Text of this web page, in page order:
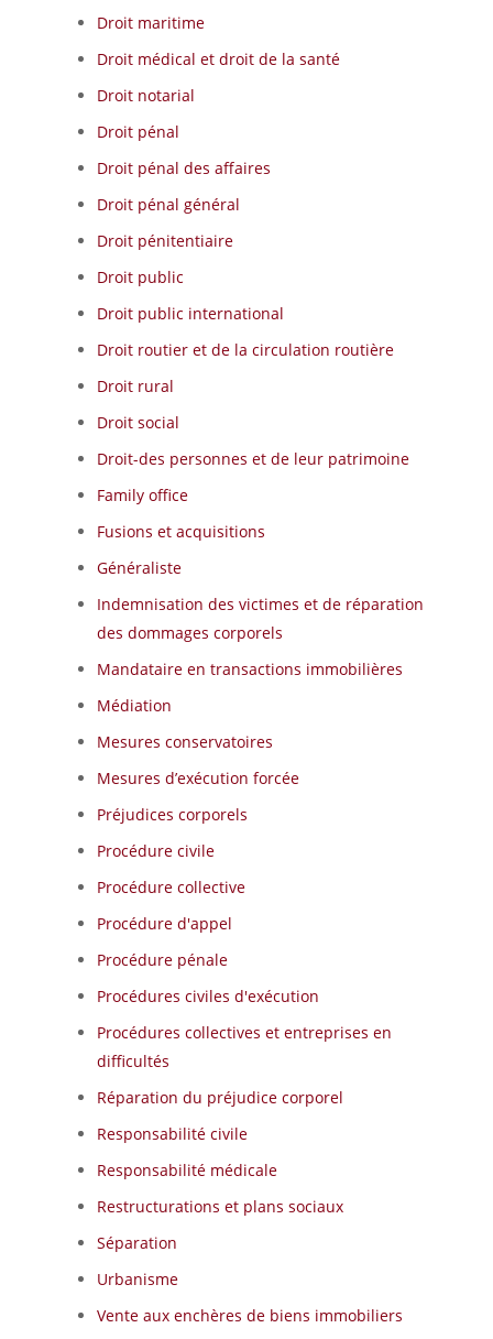
Droit maritime
Droit médical et droit de la santé
Droit notarial
Droit pénal
Droit pénal des affaires
Droit pénal général
Droit pénitentiaire
Droit public
Droit public international
Droit routier et de la circulation routière
Droit rural
Droit social
Droit-des personnes et de leur patrimoine
Family office
Fusions et acquisitions
Généraliste
Indemnisation des victimes et de réparation
des dommages corporels
Mandataire en transactions immobilières
Médiation
Mesures conservatoires
Mesures d’exécution forcée
Préjudices corporels
Procédure civile
Procédure collective
Procédure d'appel
Procédure pénale
Procédures civiles d'exécution
Procédures collectives et entreprises en
difficultés
Réparation du préjudice corporel
Responsabilité civile
Responsabilité médicale
Restructurations et plans sociaux
Séparation
Urbanisme
Vente aux enchères de biens immobiliers